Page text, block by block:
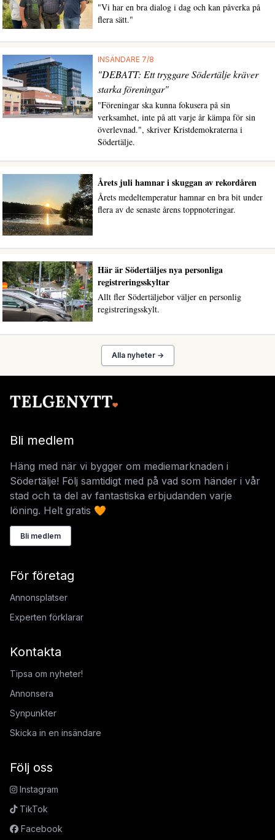
"Vi har en bra dialog i dag och kan påverka på
flera sätt."
INSÄNDARE 7/8
"DEBATT: Ett tryggare Södertälje kräver
starka föreningar"
"Föreningar ska kunna fokusera på sin
verksamhet, inte på att varje år kämpa för sin
överlevnad.", skriver Kristdemokraterna i
Södertälje.
Årets juli hamnar i skuggan av rekordåren
Årets medeltemperatur hamnar en bra bit under
flera av de senaste årens toppnoteringar.
Här är Södertäljes nya personliga
registreringsskyltar
Allt fler Södertäljebor väljer en personlig
registreringsskylt.
Alla nyheter →
Bli medlem
Häng med när vi bygger om mediemarknaden i
Södertälje! Följ samtidigt med på vad som händer i vår
stad och ta del av fantastiska erbjudanden varje
löning. Helt gratis 🧡
Bli medlem
För företag
Annonsplatser
Experten förklarar
Kontakta
Tipsa om nyheter!
Annonsera
Synpunkter
Skicka in en insändare
Följ oss
Instagram
TikTok
Facebook